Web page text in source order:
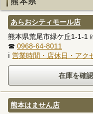
あらおシティモール店
熊本県荒尾市緑ケ丘1-1-1
☎ 0968-64-8011
ℹ 営業時間・店休日・アク
熊本はません店